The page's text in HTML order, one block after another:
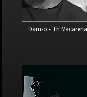
Damso - Th Macarena